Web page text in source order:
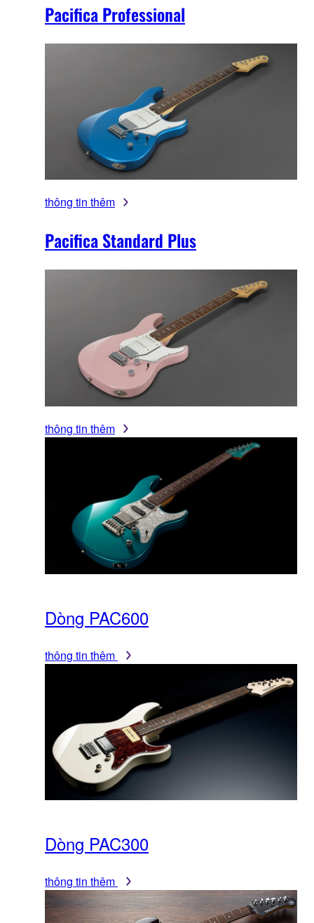
Pacifica Professional
thông tin thêm
Pacifica Standard Plus
thông tin thêm
Dòng PAC600
thông tin thêm
Dòng PAC300
thông tin thêm